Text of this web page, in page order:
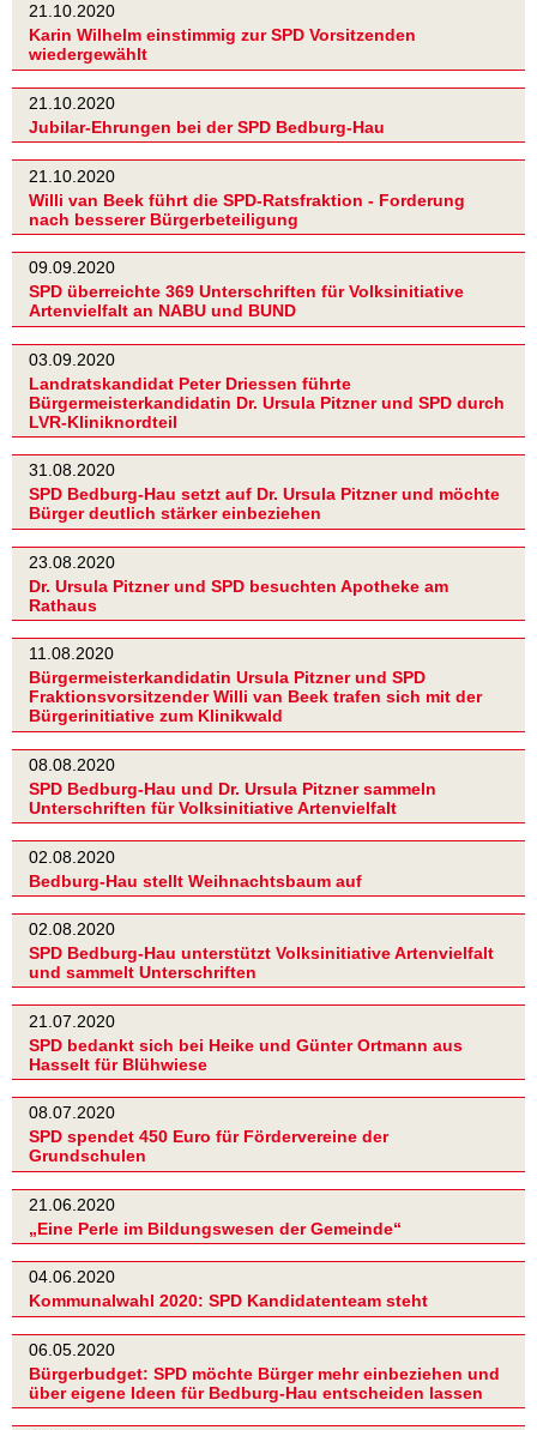
21.10.2020
Karin Wilhelm einstimmig zur SPD Vorsitzenden
wiedergewählt
21.10.2020
Jubilar-Ehrungen bei der SPD Bedburg-Hau
21.10.2020
Willi van Beek führt die SPD-Ratsfraktion - Forderung
nach besserer Bürgerbeteiligung
09.09.2020
SPD überreichte 369 Unterschriften für Volksinitiative
Artenvielfalt an NABU und BUND
03.09.2020
Landratskandidat Peter Driessen führte
Bürgermeisterkandidatin Dr. Ursula Pitzner und SPD durch
LVR-Kliniknordteil
31.08.2020
SPD Bedburg-Hau setzt auf Dr. Ursula Pitzner und möchte
Bürger deutlich stärker einbeziehen
23.08.2020
Dr. Ursula Pitzner und SPD besuchten Apotheke am
Rathaus
11.08.2020
Bürgermeisterkandidatin Ursula Pitzner und SPD
Fraktionsvorsitzender Willi van Beek trafen sich mit der
Bürgerinitiative zum Klinikwald
08.08.2020
SPD Bedburg-Hau und Dr. Ursula Pitzner sammeln
Unterschriften für Volksinitiative Artenvielfalt
02.08.2020
Bedburg-Hau stellt Weihnachtsbaum auf
02.08.2020
SPD Bedburg-Hau unterstützt Volksinitiative Artenvielfalt
und sammelt Unterschriften
21.07.2020
SPD bedankt sich bei Heike und Günter Ortmann aus
Hasselt für Blühwiese
08.07.2020
SPD spendet 450 Euro für Fördervereine der
Grundschulen
21.06.2020
„Eine Perle im Bildungswesen der Gemeinde“
04.06.2020
Kommunalwahl 2020: SPD Kandidatenteam steht
06.05.2020
Bürgerbudget: SPD möchte Bürger mehr einbeziehen und
über eigene Ideen für Bedburg-Hau entscheiden lassen